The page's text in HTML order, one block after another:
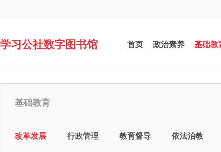
学习公社数字图书馆 首页 政治素养 基础教
基础教育
改革发展 行政管理 教育督导 依法治教